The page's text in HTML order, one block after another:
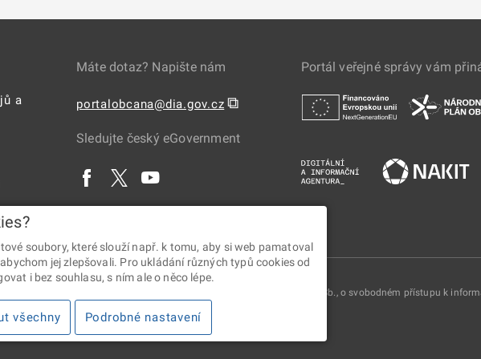
a
Máte dotaz? Napište nám
portalobcana@dia.gov.cz ⧉
Sledujte český eGovernment
Portál veřejné správy vám
• Informace jsou poskytovány v souladu se zákonem č. 106/1999 Sb., o svobodném přístupu k
soubory, které slouží např. k tomu, aby si web pamatoval
jej zlepšovali. Pro ukládání různých typů cookies od
i bez souhlasu, s ním ale o něco lépe.
všechny Podrobné nastavení